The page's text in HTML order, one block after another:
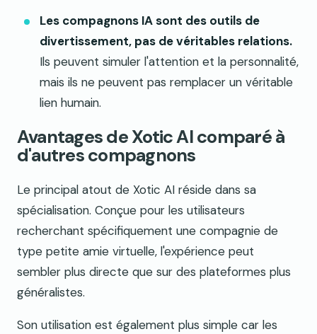
Les compagnons IA sont des outils de
divertissement, pas de véritables relations.
Ils peuvent simuler l'attention et la personnalité,
mais ils ne peuvent pas remplacer un véritable
lien humain.
Avantages de Xotic AI comparé à
d'autres compagnons
Le principal atout de Xotic AI réside dans sa
spécialisation. Conçue pour les utilisateurs
recherchant spécifiquement une compagnie de
type petite amie virtuelle, l'expérience peut
sembler plus directe que sur des plateformes plus
généralistes.
Son utilisation est également plus simple car les